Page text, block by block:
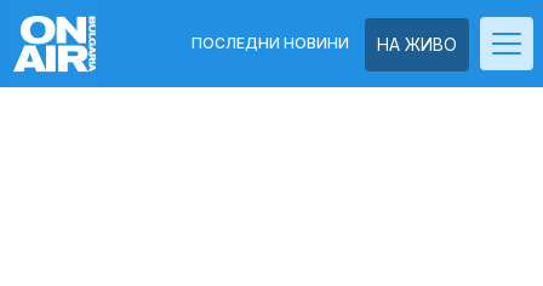
НА ЖИВО
ПОСЛЕДНИ НОВИНИ